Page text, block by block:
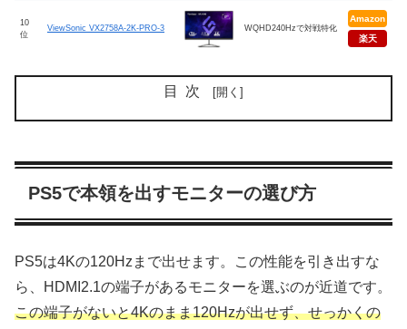
10
位
ViewSonic VX2758A-2K-PRO-3 WQHD240Hzで対戦特化
Amazon
楽天
目次
PS5で本領を出すモニターの選び方
PS5は4Kの120Hzまで出せます。この性能を引き出すな
ら、HDMI2.1の端子があるモニターを選ぶのが近道です。
この端子がないと4Kのまま120Hzが出せず、せっかくの